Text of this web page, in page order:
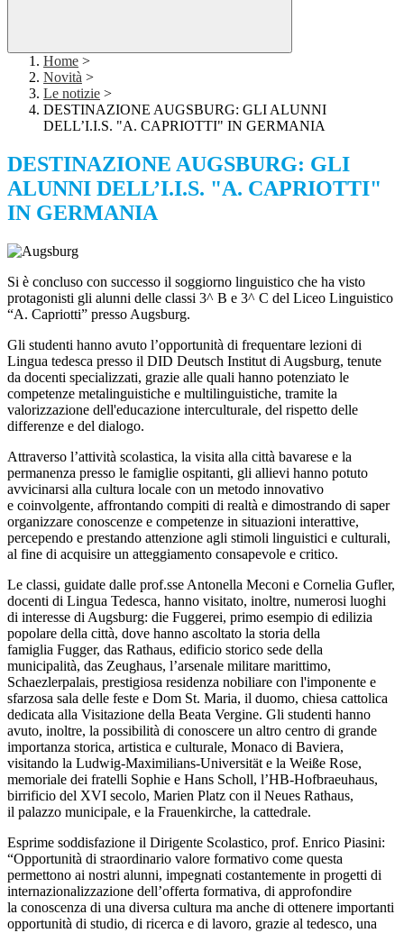
Home >
Novità >
Le notizie >
DESTINAZIONE AUGSBURG: GLI ALUNNI
DELL’I.I.S. "A. CAPRIOTTI" IN GERMANIA
DESTINAZIONE AUGSBURG: GLI
ALUNNI DELL’I.I.S. "A. CAPRIOTTI"
IN GERMANIA
Si è concluso con successo il soggiorno linguistico che ha visto
protagonisti gli alunni delle classi 3^ B e 3^ C del Liceo Linguistico
“A. Capriotti” presso Augsburg.
Gli studenti hanno avuto l’opportunità di frequentare lezioni di
Lingua tedesca presso il DID Deutsch Institut di Augsburg, tenute
da docenti specializzati, grazie alle quali hanno potenziato le
competenze metalinguistiche e multilinguistiche, tramite la
valorizzazione dell'educazione interculturale, del rispetto delle
differenze e del dialogo.
Attraverso l’attività scolastica, la visita alla città bavarese e la
permanenza presso le famiglie ospitanti, gli allievi hanno potuto
avvicinarsi alla cultura locale con un metodo innovativo
e coinvolgente, affrontando compiti di realtà e dimostrando di saper
organizzare conoscenze e competenze in situazioni interattive,
percependo e prestando attenzione agli stimoli linguistici e culturali,
al fine di acquisire un atteggiamento consapevole e critico.
Le classi, guidate dalle prof.sse Antonella Meconi e Cornelia Gufler,
docenti di Lingua Tedesca, hanno visitato, inoltre, numerosi luoghi
di interesse di Augsburg: die Fuggerei, primo esempio di edilizia
popolare della città, dove hanno ascoltato la storia della
famiglia Fugger, das Rathaus, edificio storico sede della
municipalità, das Zeughaus, l’arsenale militare marittimo,
Schaezlerpalais, prestigiosa residenza nobiliare con l'imponente e
sfarzosa sala delle feste e Dom St. Maria, il duomo, chiesa cattolica
dedicata alla Visitazione della Beata Vergine. Gli studenti hanno
avuto, inoltre, la possibilità di conoscere un altro centro di grande
importanza storica, artistica e culturale, Monaco di Baviera,
visitando la Ludwig-Maximilians-Universität e la Weiße Rose,
memoriale dei fratelli Sophie e Hans Scholl, l’HB-Hofbraeuhaus,
birrificio del XVI secolo, Marien Platz con il Neues Rathaus,
il palazzo municipale, e la Frauenkirche, la cattedrale.
Esprime soddisfazione il Dirigente Scolastico, prof. Enrico Piasini:
“Opportunità di straordinario valore formativo come questa
permettono ai nostri alunni, impegnati costantemente in progetti di
internazionalizzazione dell’offerta formativa, di approfondire
la conoscenza di una diversa cultura ma anche di ottenere importanti
opportunità di studio, di ricerca e di lavoro, grazie al tedesco, una